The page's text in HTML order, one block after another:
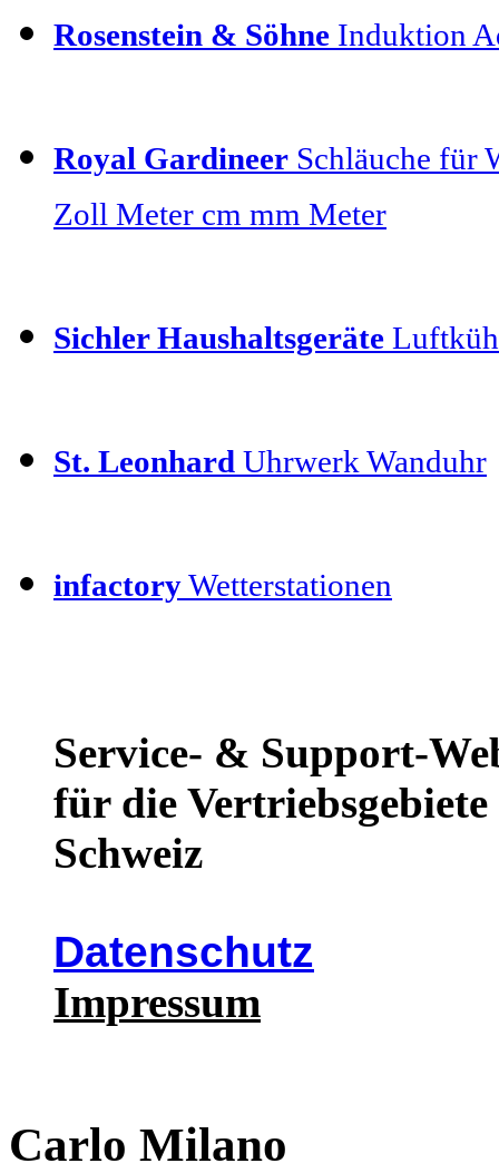
Rosenstein & Söhne Induktion
Royal Gardineer Schläuche für
Zoll Meter cm mm Meter
Sichler Haushaltsgeräte
St. Leonhard Uhrwerk Wanduhr
infactoryWetterstationen
Service- & Support-
für die
Schweiz
Datenschutz
Impressum
Carlo Milano